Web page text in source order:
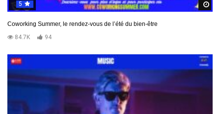
5
Coworking Summer, le rendez-vous de l’été du bien-être
84.7K
94